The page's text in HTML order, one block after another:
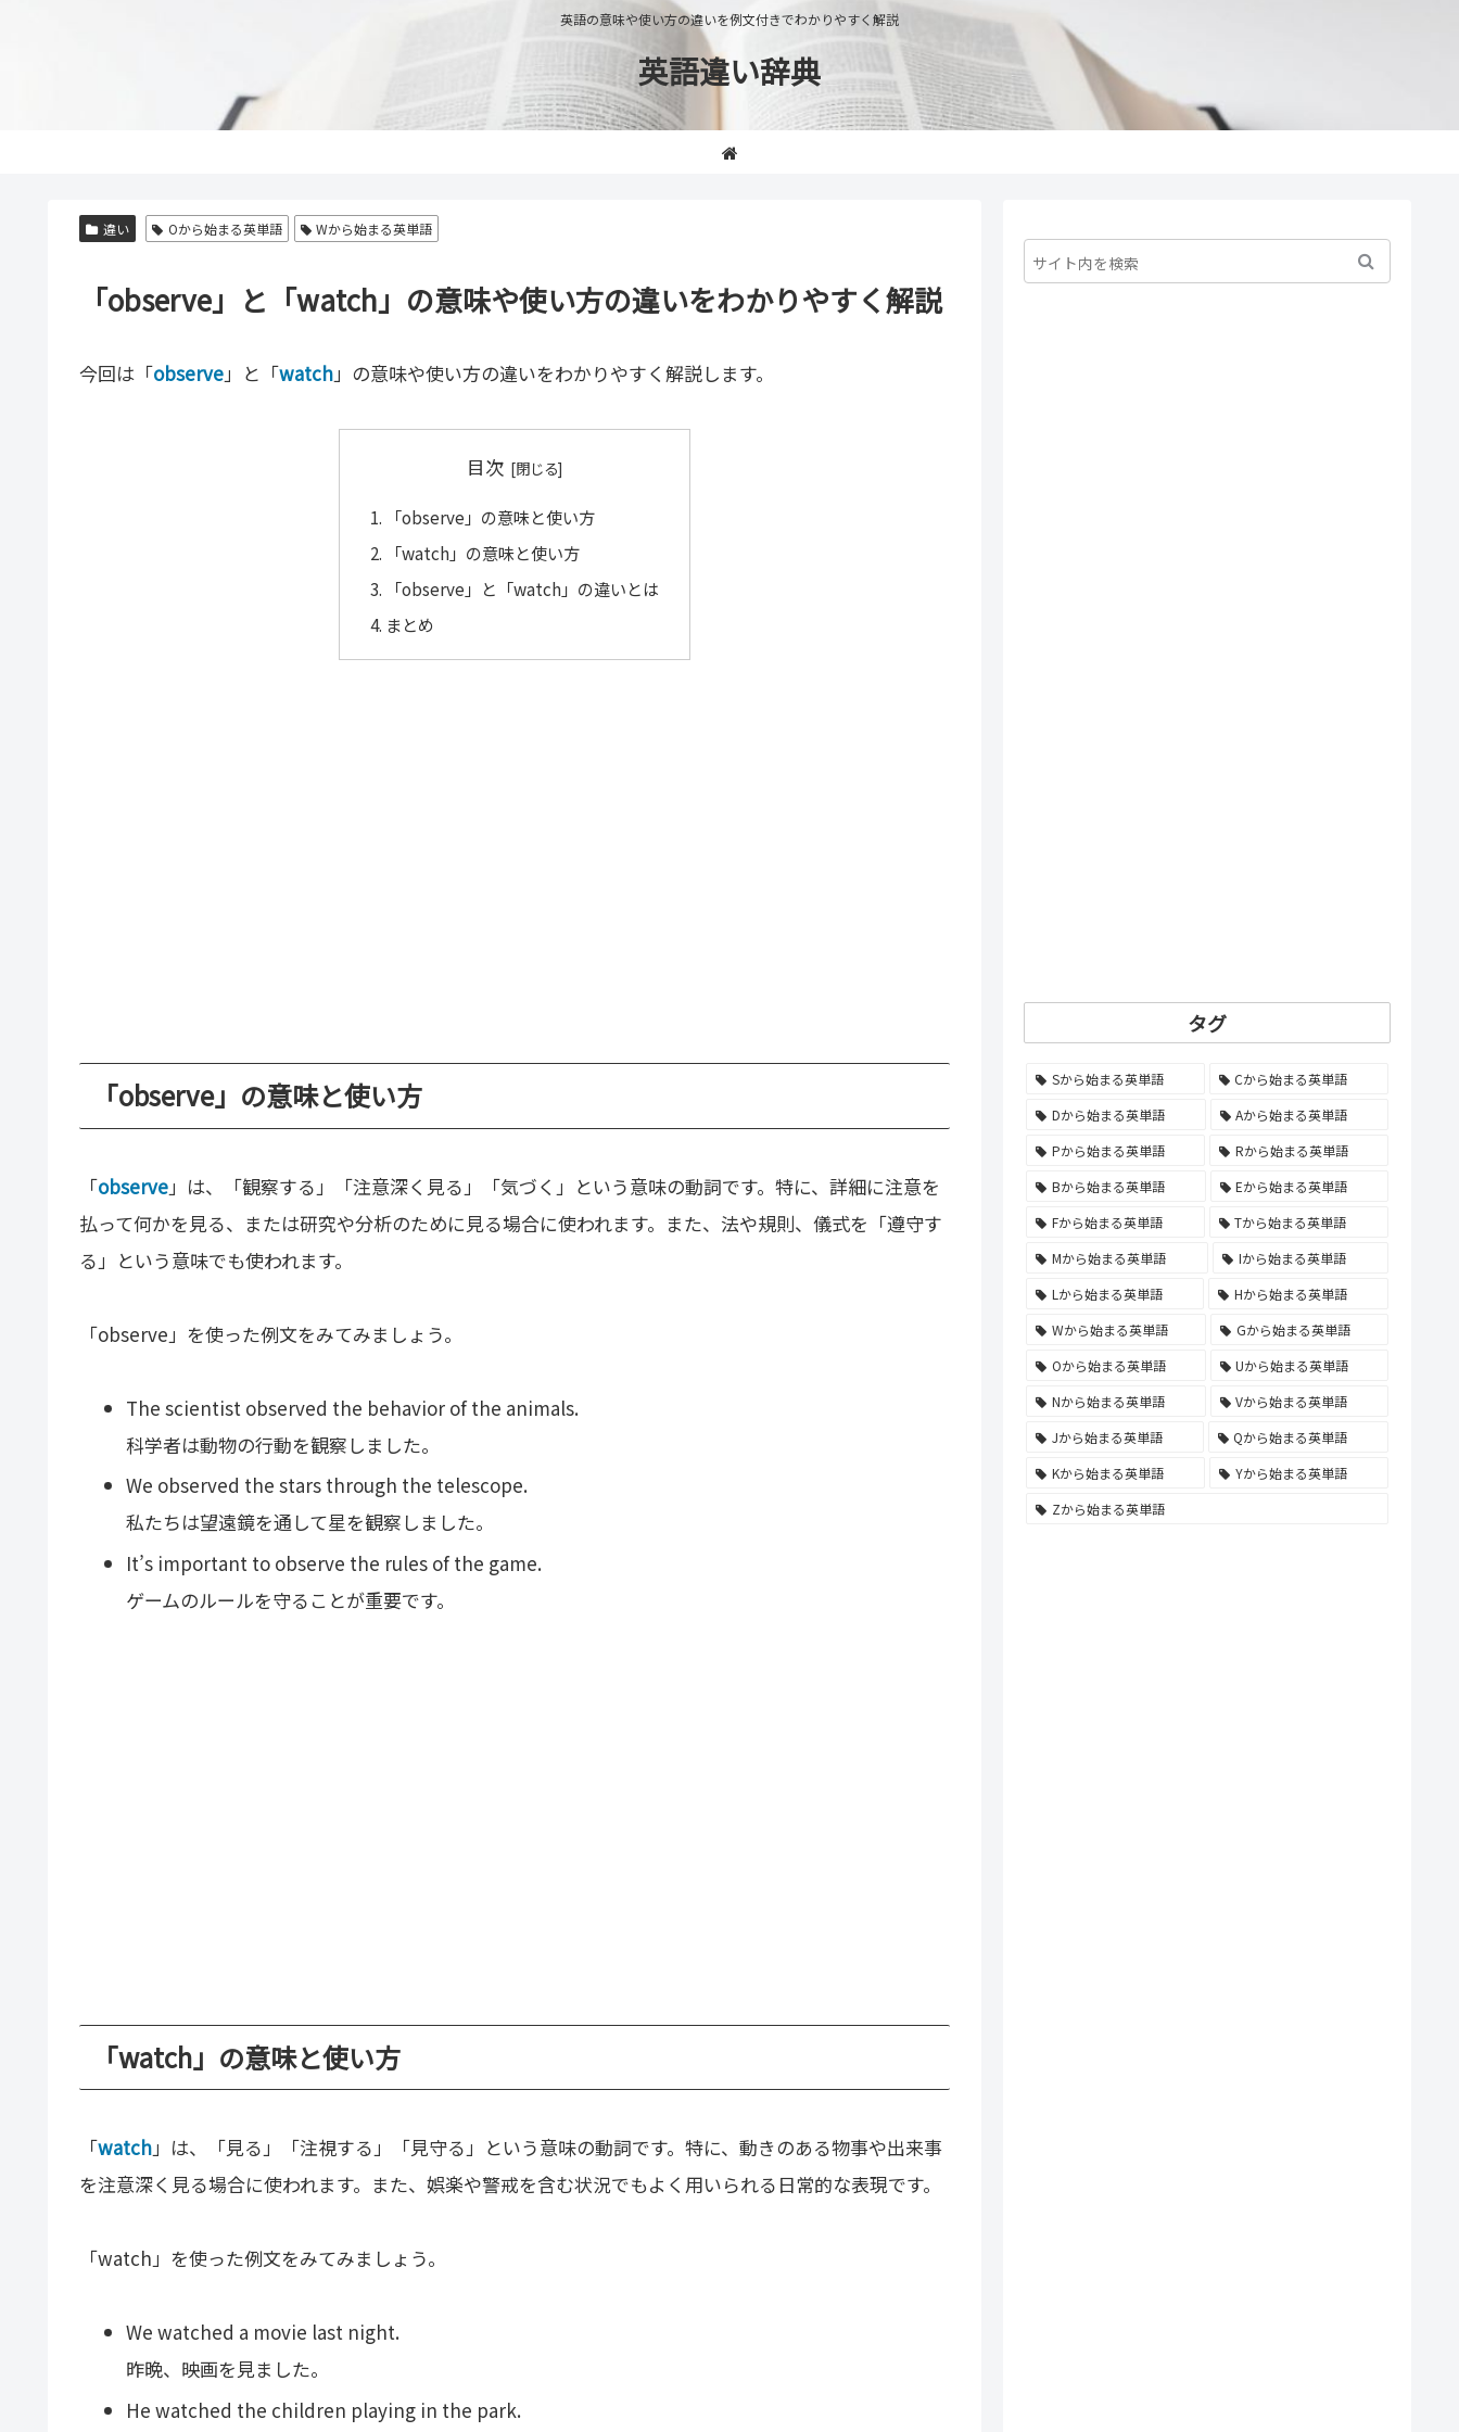
英語の意味や使い方の違いを例文付きでわかりやすく解説
英語違い辞典
違い Oから始まる英単語 Wから始まる英単語
「observe」と「watch」の意味や使い方の違いをわかりやすく解説
今回は「observe」と「watch」の意味や使い方の違いをわかりやすく解説します。
目次
「observe」の意味と使い方
「watch」の意味と使い方
「observe」と「watch」の違いとは
まとめ
「observe」の意味と使い方
「observe」は、「観察する」「注意深く見る」「気づく」という意味の動詞です。特に、詳細に注意を
払って何かを見る、または研究や分析のために見る場合に使われます。また、法や規則、儀式を「遵守す
る」という意味でも使われます。
「observe」を使った例文をみてみましょう。
The scientist observed the behavior of the animals.
科学者は動物の行動を観察しました。
We observed the stars through the telescope.
私たちは望遠鏡を通して星を観察しました。
It’s important to observe the rules of the game.
ゲームのルールを守ることが重要です。
「watch」の意味と使い方
「watch」は、「見る」「注視する」「見守る」という意味の動詞です。特に、動きのある物事や出来事
を注意深く見る場合に使われます。また、娯楽や警戒を含む状況でもよく用いられる日常的な表現です。
「watch」を使った例文をみてみましょう。
We watched a movie last night.
昨晩、映画を見ました。
He watched the children playing in the park.
タグ
Sから始まる英単語
Cから始まる英単語
Dから始まる英単語
Aから始まる英単語
Pから始まる英単語
Rから始まる英単語
Bから始まる英単語
Eから始まる英単語
Fから始まる英単語
Tから始まる英単語
Mから始まる英単語
Iから始まる英単語
Lから始まる英単語
Hから始まる英単語
Wから始まる英単語
Gから始まる英単語
Oから始まる英単語
Uから始まる英単語
Nから始まる英単語
Vから始まる英単語
Jから始まる英単語
Qから始まる英単語
Kから始まる英単語
Yから始まる英単語
Zから始まる英単語